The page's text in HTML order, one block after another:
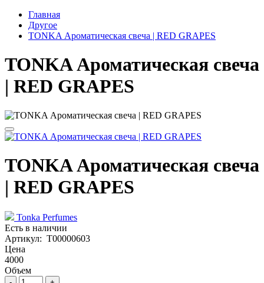
Главная
Другое
TONKA Ароматическая свеча | RED GRAPES
TONKA Ароматическая свеча
| RED GRAPES
TONKA Ароматическая свеча
| RED GRAPES
Tonka Perfumes
Есть в наличии
Артикул: Т00000603
Цена
4000
Объем